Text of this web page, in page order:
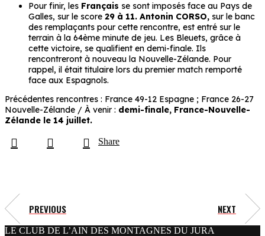
Pour finir, les Français se sont imposés face au Pays de
Galles, sur le score 29 à 11. Antonin CORSO, sur le banc
des remplaçants pour cette rencontre, est entré sur le
terrain à la 64ème minute de jeu. Les Bleuets, grâce à
cette victoire, se qualifient en demi-finale. Ils
rencontreront à nouveau la Nouvelle-Zélande. Pour
rappel, il était titulaire lors du premier match remporté
face aux Espagnols.
Précédentes rencontres : France 49-12 Espagne ; France 26-27
Nouvelle-Zélande / À venir : demi-finale, France-Nouvelle-
Zélande le 14 juillet.
Share
PREVIOUS NEXT
LE CLUB DE L’AIN DES MONTAGNES DU JURA